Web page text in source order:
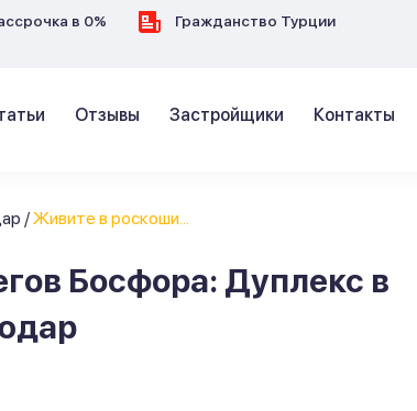
в 0% Гражданство Турции
Отзывы Застройщики Контакты
/Живите в роскоши...
Босфора: Дуплекс в